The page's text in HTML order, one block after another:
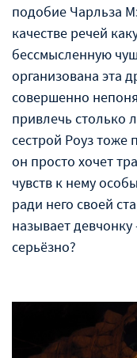
подобие Чарльза
качестве речей
бессмысленную
организована эта
совершенно
привлечь столько
сестрой Роуз тоже
он просто хочет
чувств к нему
ради него своей
называет
серьёзно?